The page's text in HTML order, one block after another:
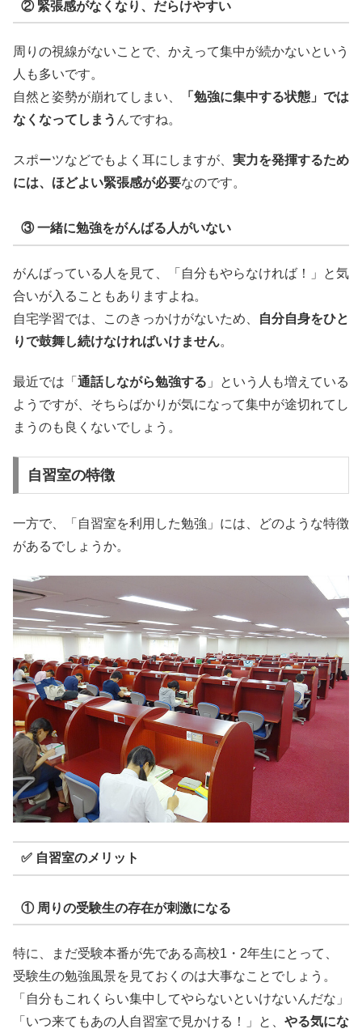
② 緊張感がなくなり、だらけやすい
周りの視線がないことで、かえって集中が続かないという
人も多いです。
自然と姿勢が崩れてしまい、
「勉強に集中する状態」では
なくなってしまう んですね。
スポーツなどでもよく耳にしますが、 実力を発揮するため
には、ほどよい緊張感が必要なのです。
③ 一緒に勉強をがんばる人がいない
がんばっている人を見て、「自分もやらなければ！」と気
合いが入ることもありますよね。
自宅学習では、このきっかけがないため、
自分自身をひと
りで鼓舞し続けなければいけません。
最近では「 通話しながら勉強する 」という人も増えている
ようですが、そちらばかりが気になって集中が途切れてし
まうのも良くないでしょう。
自習室の特徴
一方で、「自習室を利用した勉強」には、どのような特徴
があるでしょうか。
✅ 自習室のメリット
① 周りの受験生の存在が刺激になる
特に、まだ受験本番が先である高校1・2年生にとって、
受験生の勉強風景を見ておくのは大事なことでしょう。
「自分もこれくらい集中してやらないといけないんだな」
「いつ来てもあの人自習室で見かける！」と、 やる気にな